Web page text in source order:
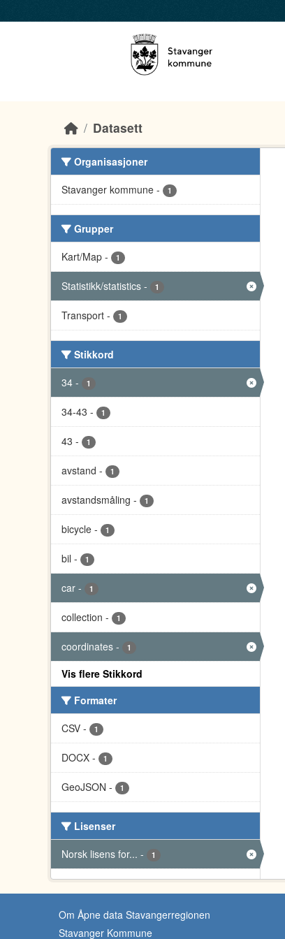
Datasett
Organisasjoner
Stavanger kommune - 1
Grupper
Kart/Map - 1
Statistikk/statistics - 1
Transport - 1
Stikkord
34 - 1
34-43 - 1
43 - 1
avstand - 1
avstandsmåling - 1
bicycle - 1
bil - 1
car - 1
collection - 1
coordinates - 1
Vis flere Stikkord
Formater
CSV - 1
DOCX - 1
GeoJSON - 1
Lisenser
Norsk lisens for... - 1
Om Åpne data Stavangerregionen
Stavanger Kommune